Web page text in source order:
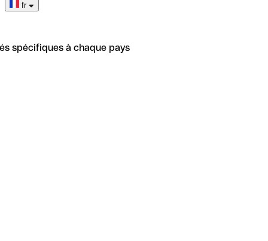
fr
spécifiques à chaque pays